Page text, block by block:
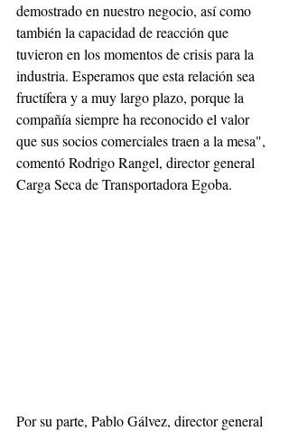
demostrado en nuestro negocio, así como
también la capacidad de reacción que
tuvieron en los momentos de crisis para la
industria. Esperamos que esta relación sea
fructífera y a muy largo plazo, porque la
compañía siempre ha reconocido el valor
que sus socios comerciales traen a la mesa",
comentó Rodrigo Rangel, director general
Carga Seca de Transportadora Egoba.
Por su parte, Pablo Gálvez, director general